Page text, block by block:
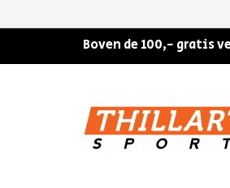
Boven de 100,- gratis